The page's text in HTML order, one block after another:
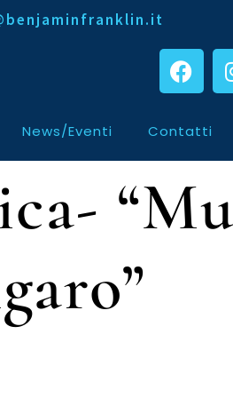
News/Eventi Contatti